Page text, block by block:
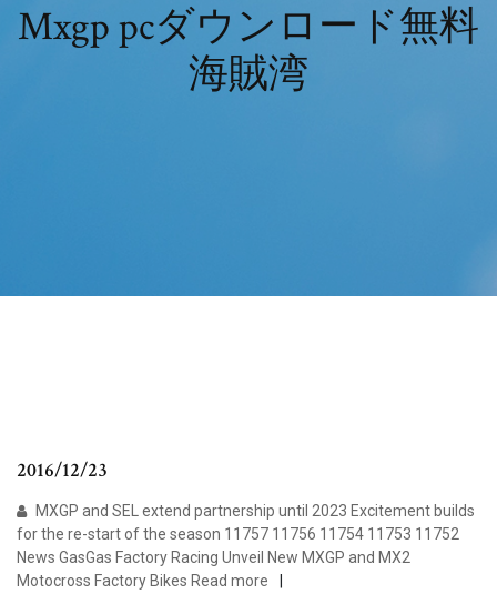
Mxgp pcダウンロード無料
海賊湾
2016/12/23
MXGP and SEL extend partnership until 2023 Excitement builds
for the re-start of the season 11757 11756 11754 11753 11752
News GasGas Factory Racing Unveil New MXGP and MX2
Motocross Factory Bikes Read more